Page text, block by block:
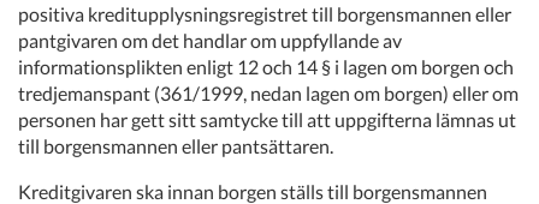
positiva kreditupplysningsregistret till borgensmannen eller
pantgivaren om det handlar om uppfyllande av
informationsplikten enligt 12 och 14 § i lagen om borgen och
tredjemanspant (361/1999, nedan lagen om borgen) eller om
personen har gett sitt samtycke till att uppgifterna lämnas ut
till borgensmannen eller pantsättaren.
Kreditgivaren ska innan borgen ställs till borgensmannen